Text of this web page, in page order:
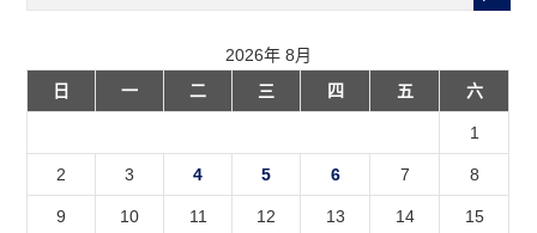
2026年 8月
日
一 二 三 四 五 六
1
2 3 4 5 6 7 8
9 10 11 12 13 14 15